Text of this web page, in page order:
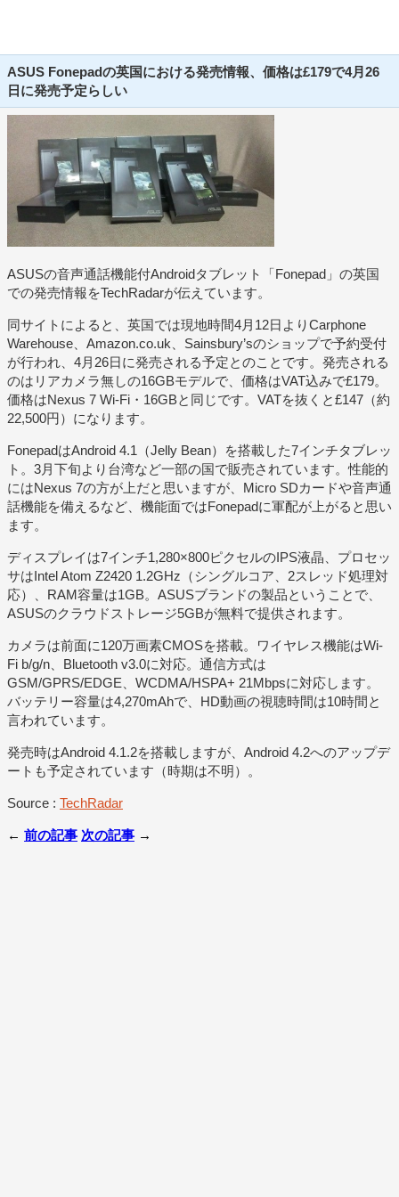
ASUS Fonepadの英国における発売情報、価格は£179で4月26
日に発売予定らしい
ASUSの音声通話機能付Androidタブレット「Fonepad」の英国
での発売情報をTechRadarが伝えています。
同サイトによると、英国では現地時間4月12日よりCarphone
Warehouse、Amazon.co.uk、Sainsbury’sのショップで予約受付
が行われ、4月26日に発売される予定とのことです。発売される
のはリアカメラ無しの16GBモデルで、価格はVAT込みで£179。
価格はNexus 7 Wi-Fi・16GBと同じです。VATを抜くと£147（約
22,500円）になります。
FonepadはAndroid 4.1（Jelly Bean）を搭載した7インチタブレッ
ト。3月下旬より台湾など一部の国で販売されています。性能的
にはNexus 7の方が上だと思いますが、Micro SDカードや音声通
話機能を備えるなど、機能面ではFonepadに軍配が上がると思い
ます。
ディスプレイは7インチ1,280×800ピクセルのIPS液晶、プロセッ
サはIntel Atom Z2420 1.2GHz（シングルコア、2スレッド処理対
応）、RAM容量は1GB。ASUSブランドの製品ということで、
ASUSのクラウドストレージ5GBが無料で提供されます。
カメラは前面に120万画素CMOSを搭載。ワイヤレス機能はWi-
Fi b/g/n、Bluetooth v3.0に対応。通信方式は
GSM/GPRS/EDGE、WCDMA/HSPA+ 21Mbpsに対応します。
バッテリー容量は4,270mAhで、HD動画の視聴時間は10時間と
言われています。
発売時はAndroid 4.1.2を搭載しますが、Android 4.2へのアップデ
ートも予定されています（時期は不明）。
Source : TechRadar
← 前の記事 次の記事 →